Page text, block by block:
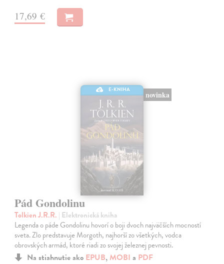
17,69 €
E-KNIHA
novinka
Pád Gondolinu
Tolkien J.R.R. | Elektronická kniha
Legenda o páde Gondolinu hovorí o boji dvoch najväčších mocností
sveta. Zlo predstavuje Morgoth, najhorší zo všetkých, vodca
obrovských armád, ktoré riadi zo svojej železnej pevnosti.
Na stiahnutie ako EPUB, MOBI a PDF